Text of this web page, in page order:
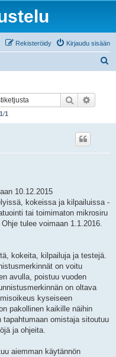
Kirjaudu sisään
Rekisteröidy
Etsi
1/1
10.12.2015
kokeissa ja kilpailuissa -
tai toimimaton mikrosiru
tulee voimaan 1.1.2016.
kokeita, kilpailuja ja testejä.
on voitu
avulla, poistuu vuoden
on oltava
kyseiseen
pakollinen kaikille näihin
omistaja sitoutuu
ja ohjeita.
aiemman käytännön